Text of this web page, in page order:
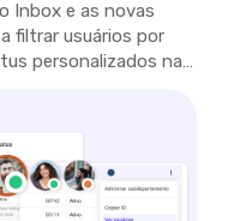
Inbox e as novas
filtrar usuários por
personalizados na